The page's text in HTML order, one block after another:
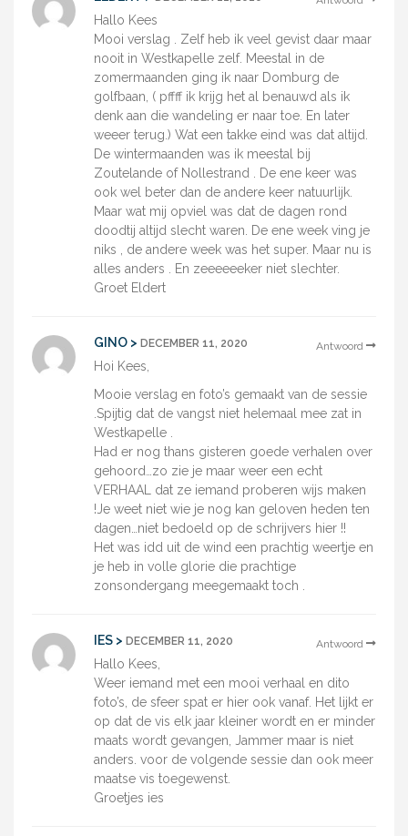
Hallo Kees
Mooi verslag . Zelf heb ik veel gevist daar maar
nooit in Westkapelle zelf. Meestal in de
zomermaanden ging ik naar Domburg de
golfbaan, ( pffff ik krijg het al benauwd als ik
denk aan die wandeling er naar toe. En later
weeer terug.) Wat een takke eind was dat altijd.
De wintermaanden was ik meestal bij
Zoutelande of Nollestrand . De ene keer was
ook wel beter dan de andere keer natuurlijk.
Maar wat mij opviel was dat de dagen rond
doodtij altijd slecht waren. De ene week ving je
niks , de andere week was het super. Maar nu is
alles anders . En zeeeeeeker niet slechter.
Groet Eldert
GINO > DECEMBER 11, 2020 Antwoord
Hoi Kees,
Mooie verslag en foto’s gemaakt van de sessie
.Spijtig dat de vangst niet helemaal mee zat in
Westkapelle .
Had er nog thans gisteren goede verhalen over
gehoord…zo zie je maar weer een echt
VERHAAL dat ze iemand proberen wijs maken
!Je weet niet wie je nog kan geloven heden ten
dagen…niet bedoeld op de schrijvers hier !!
Het was idd uit de wind een prachtig weertje en
je heb in volle glorie die prachtige
zonsondergang meegemaakt toch .
IES > DECEMBER 11, 2020 Antwoord
Hallo Kees,
Weer iemand met een mooi verhaal en dito
foto’s, de sfeer spat er hier ook vanaf. Het lijkt er
op dat de vis elk jaar kleiner wordt en er minder
maats wordt gevangen, Jammer maar is niet
anders. voor de volgende sessie dan ook meer
maatse vis toegewenst.
Groetjes ies